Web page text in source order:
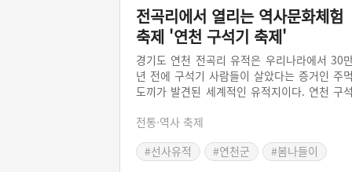
전곡리에서 열리는 역사문화체험
축제 '연천 구석기 축제'
경기도 연천 전곡리 유적은 우리나라에서 30
년 전에 구석기 사람들이 살았다는 증거인 주
도끼가 발견된 세계적인 유적지이다. 연천 구
그램을 통해 관람객이 직접 손으로 만져보는
라지는데, ‘구석기 공연마당, 장터마당, 구석
전통·역사 축제
#선사유적
#연천군
#봄나들이